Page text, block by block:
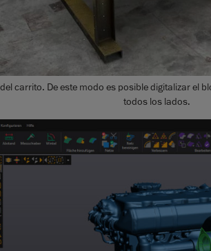
carrito. De este modo es posible digitalizar el
todos los lados.